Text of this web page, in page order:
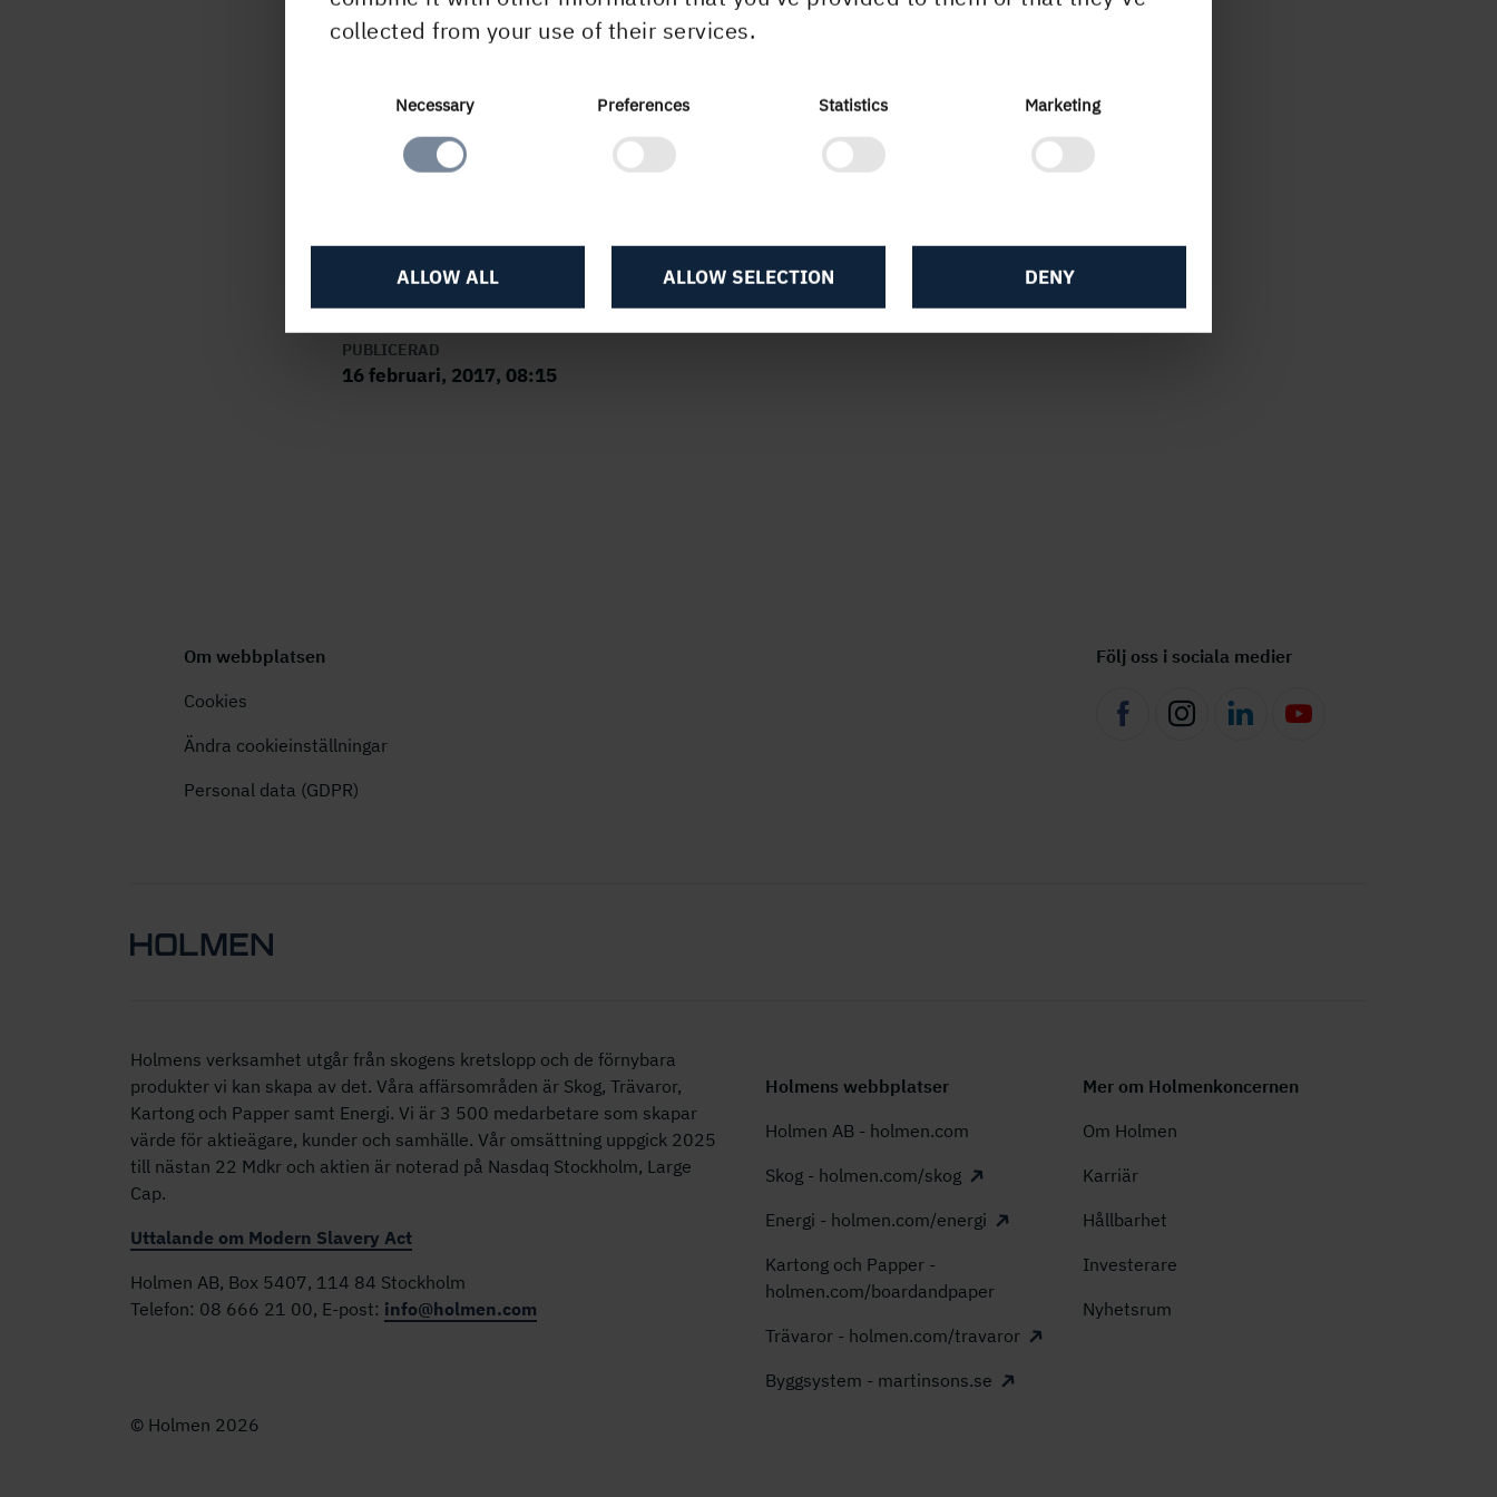
collected from your use of their services.
Necessary Preferences Statistics Marketing
DENY
ALLOW SELECTION
ALLOW ALL
skyldigt att offentliggöra enligt EU:s
offentliggörande den 16 februari 2017 kl.08.15 CET.
PUBLICERAD
16 februari, 2017, 08:15
Om webbplatsen
Cookies
Ändra cookieinställningar
Personal data (GDPR)
Följ oss i sociala medier
Holmens verksamhet utgår från skogens kretslopp och de förnybara
produkter vi kan skapa av det. Våra affärsområden är Skog, Trävaror,
Kartong och Papper samt Energi. Vi är 3 500 medarbetare som skapar
värde för aktieägare, kunder och samhälle. Vår omsättning uppgick 2025
till nästan 22 Mdkr och aktien är noterad på Nasdaq Stockholm, Large
Cap.
Uttalande om Modern Slavery Act
Holmen AB, Box 5407, 114 84 Stockholm
Telefon: 08 666 21 00, E-post: info@holmen.com
Holmens webbplatser
Holmen AB - holmen.com
Skog - holmen.com/skog
Energi - holmen.com/energi
Kartong och Papper -
holmen.com/boardandpaper
Trävaror - holmen.com/travaror
Byggsystem - martinsons.se
Mer om Holmenkoncernen
Om Holmen
Karriär
Hållbarhet
Investerare
Nyhetsrum
© Holmen 2026